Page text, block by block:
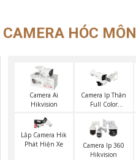
CAMERA HÓC MÔN
Camera Ai
Hikvision
Camera Ip Thân
Full Color
Lắp Camera Hik
Phát Hiện Xe
Camera Ip 360
Hikvision